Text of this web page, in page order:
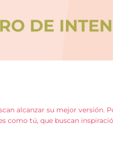
alcanzar su mejor versión.
como tú, que buscan